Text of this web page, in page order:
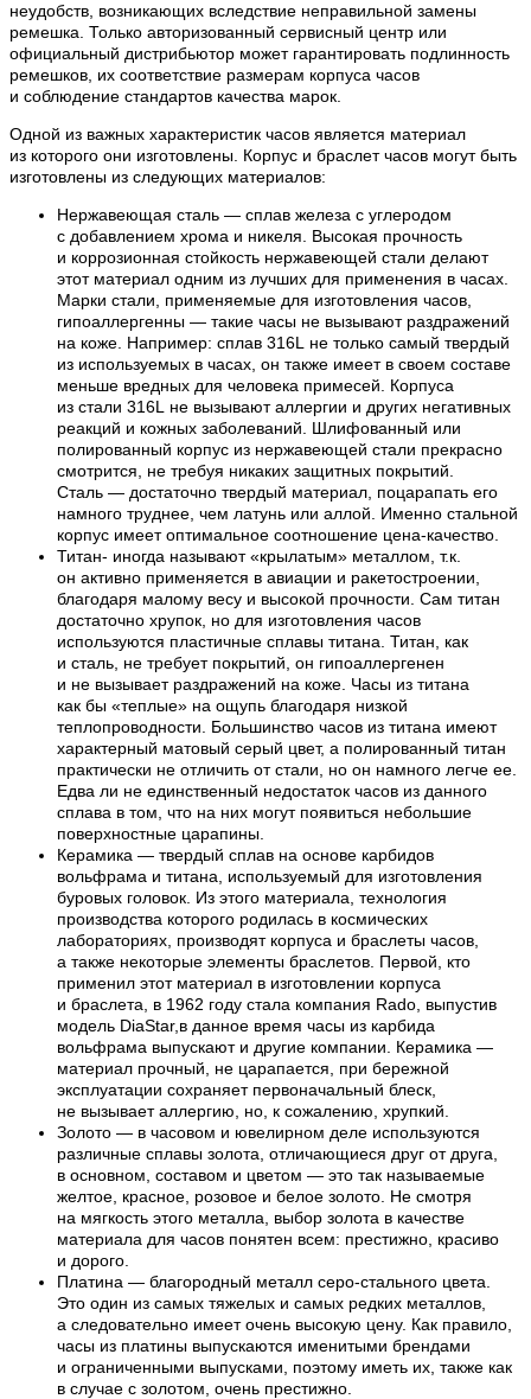
неудобств, возникающих вследствие неправильной замены
ремешка. Только авторизованный сервисный центр или
официальный дистрибьютор может гарантировать подлинность
ремешков, их соответствие размерам корпуса часов
и соблюдение стандартов качества марок.
Одной из важных характеристик часов является материал
из которого они изготовлены. Корпус и браслет часов могут быть
изготовлены из следующих материалов:
Нержавеющая сталь — сплав железа с углеродом
с добавлением хрома и никеля. Высокая прочность
и коррозионная стойкость нержавеющей стали делают
этот материал одним из лучших для применения в часах.
Марки стали, применяемые для изготовления часов,
гипоаллергенны — такие часы не вызывают раздражений
на коже. Например: сплав 316L не только самый твердый
из используемых в часах, он также имеет в своем составе
меньше вредных для человека примесей. Корпуса
из стали 316L не вызывают аллергии и других негативных
реакций и кожных заболеваний. Шлифованный или
полированный корпус из нержавеющей стали прекрасно
смотрится, не требуя никаких защитных покрытий.
Сталь — достаточно твердый материал, поцарапать его
намного труднее, чем латунь или аллой. Именно стальной
корпус имеет оптимальное соотношение цена-качество.
Титан- иногда называют «крылатым» металлом, т.к.
он активно применяется в авиации и ракетостроении,
благодаря малому весу и высокой прочности. Сам титан
достаточно хрупок, но для изготовления часов
используются пластичные сплавы титана. Титан, как
и сталь, не требует покрытий, он гипоаллергенен
и не вызывает раздражений на коже. Часы из титана
как бы «теплые» на ощупь благодаря низкой
теплопроводности. Большинство часов из титана имеют
характерный матовый серый цвет, а полированный титан
практически не отличить от стали, но он намного легче ее.
Едва ли не единственный недостаток часов из данного
сплава в том, что на них могут появиться небольшие
поверхностные царапины.
Керамика — твердый сплав на основе карбидов
вольфрама и титана, используемый для изготовления
буровых головок. Из этого материала, технология
производства которого родилась в космических
лабораториях, производят корпуса и браслеты часов,
а также некоторые элементы браслетов. Первой, кто
применил этот материал в изготовлении корпуса
и браслета, в 1962 году стала компания Rado, выпустив
модель DiaStar,в данное время часы из карбида
вольфрама выпускают и другие компании. Керамика —
материал прочный, не царапается, при бережной
эксплуатации сохраняет первоначальный блеск,
не вызывает аллергию, но, к сожалению, хрупкий.
Золото — в часовом и ювелирном деле используются
различные сплавы золота, отличающиеся друг от друга,
в основном, составом и цветом — это так называемые
желтое, красное, розовое и белое золото. Не смотря
на мягкость этого металла, выбор золота в качестве
материала для часов понятен всем: престижно, красиво
и дорого.
Платина — благородный металл серо-стального цвета.
Это один из самых тяжелых и самых редких металлов,
а следовательно имеет очень высокую цену. Как правило,
часы из платины выпускаются именитыми брендами
и ограниченными выпусками, поэтому иметь их, также как
в случае с золотом, очень престижно.